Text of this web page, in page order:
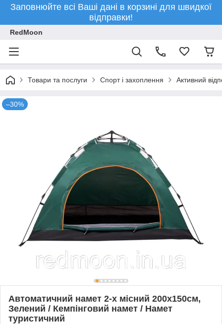
Заповнюйте всі Ваші дані в корзині для швидкої
відправки!
RedMoon
Товари та послуги Спорт і захоплення Активний
–30%
Автоматичний намет 2-х місний 200х150см,
Зелений / Кемпінговий намет / Намет
туристичний